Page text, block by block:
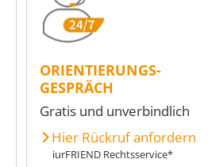
ORIENTIERUNGS-
GESPRÄCH
Gratis und unverbindlich
Hier Rückruf anfordern
iurFRIEND Rechtsservice*